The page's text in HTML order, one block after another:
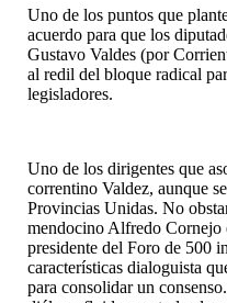
Uno de los puntos que
acuerdo para que los
Gustavo Valdes (por
al redil del bloque radical
legisladores.
Uno de los dirigentes que
correntino Valdez, aunque
Provincias Unidas. No
mendocino Alfredo Cornejo
presidente del Foro de 500
características dialoguista
para consolidar un